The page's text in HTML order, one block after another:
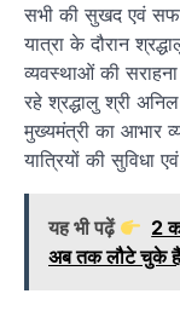
सभी की सुखद एवं सफल
यात्रा के दौरान
व्यवस्थाओं की
रहे श्रद्धालु श्री
मुख्यमंत्री का आभार
यात्रियों की सुविधा
यह भी पढ़ें
2
अब तक लौटे चुके